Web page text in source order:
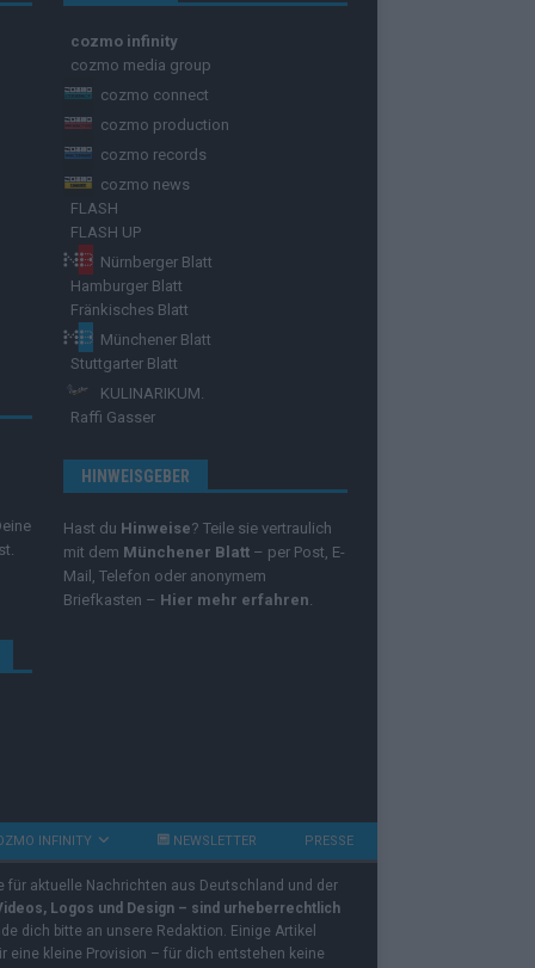
cozmo infinity
cozmo media group
cozmo connect
cozmo production
cozmo records
cozmo news
FLASH
FLASH UP
Nürnberger Blatt
Hamburger Blatt
Fränkisches Blatt
Münchener Blatt
Stuttgarter Blatt
KULINARIKUM.
Raffi Gasser
HINWEISGEBER
Hast du Hinweise? Teile sie vertraulich
mit dem Münchener Blatt – per Post, E-
Mail, Telefon oder anonymem
Briefkasten – Hier mehr erfahren
INFINITY NEWSLETTER PRESSE
für aktuelle Nachrichten aus Deutschland und der
Logos und Design – sind urheberrechtlich
dich bitte an unsere Redaktion. Einige Artikel
eine kleine Provision – für dich entstehen keine